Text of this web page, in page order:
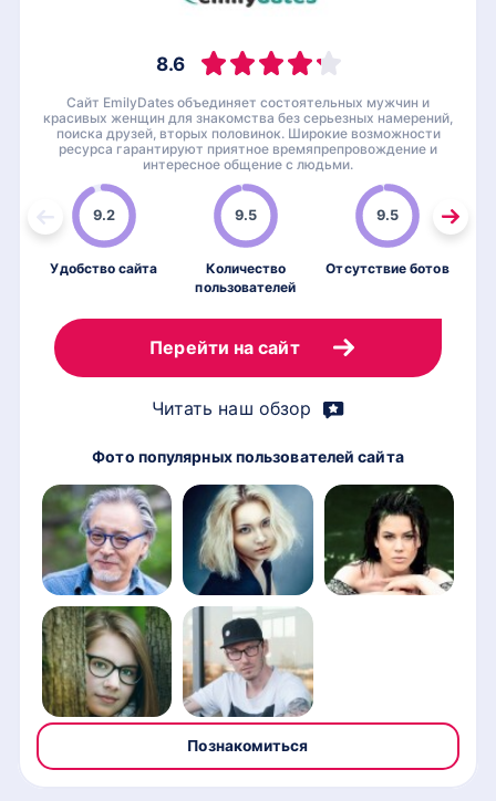
Сайт EmilyDates объединяет состоятельных мужчин и
красивых женщин для знакомства без серьезных намерений,
поиска друзей, вторых половинок. Широкие возможности
ресурса гарантируют приятное времяпрепровождение и
интересное общение с людьми.
9.2
Удобство сайта
9.5
Количество
пользователей
9.5
Отсутствие ботов
8.6
Перейти на сайт
Читать наш обзор
Фото популярных пользователей сайта
Познакомиться